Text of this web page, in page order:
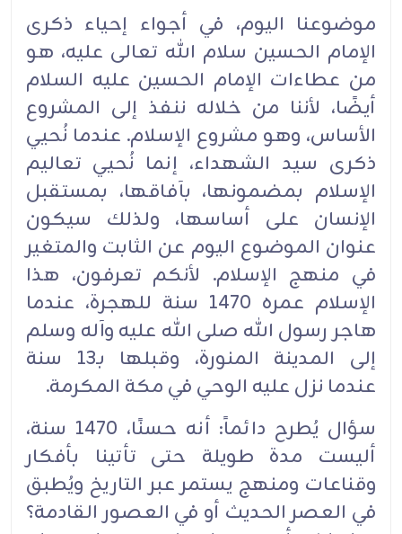
موضوعنا اليوم، في ‏أجواء إحياء ذكرى
الإمام الحسين سلام الله تعالى عليه، هو
من عطاءات الإمام الحسين ‏عليه السلام
أيضًا، لأننا من خلاله ننفذ إلى ‏المشروع
الأساس، وهو مشروع الإسلام. عندما نُحيي
ذكرى سيد ‏الشهداء، إنما نُحيي تعاليم
الإسلام بمضمونها، بآفاقها، بمستقبل
الإنسان ‏على أساسها، ولذلك سيكون
عنوان ‏الموضوع اليوم عن الثابت والمتغير
في منهج الإسلام. لأنكم تعرفون، هذا
الإسلام عمره 1470 سنة ‏‏للهجرة، عندما
هاجر رسول الله صلى الله عليه وآله وسلم
إلى المدينة المنورة، وقبلها بـ13 سنة
عندما نزل ‏عليه الوحي في مكة ‏المكرمة.‏
سؤال يُطرح دائماً: أنه حسنًا، 1470 سنة،
أليست مدة طويلة حتى تأتينا بأفكار
وقناعات ومنهج يستمر عبر ‏التاريخ ويُطبق
‏في العصر الحديث أو في العصور القادمة؟